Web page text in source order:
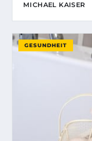
MICHAEL KAISER
GESUNDHEIT